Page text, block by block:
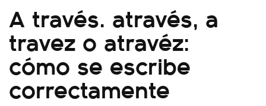
A través. através, a
travez o atravéz:
cómo se escribe
correctamente